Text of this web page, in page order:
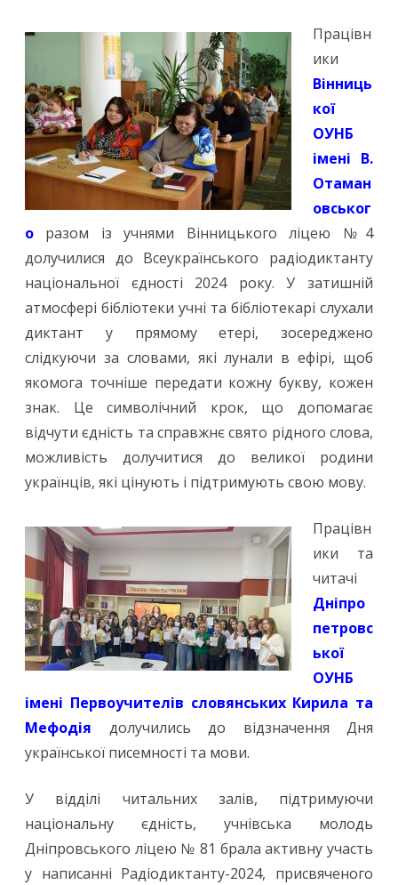
Працівн
ики
Вінниць
кої
ОУНБ
імені В.
Отаман
овськог
о разом із учнями Вінницького ліцею №4
долучилися до Всеукраїнського радіодиктанту
національної єдності 2024 року. У затишній
атмосфері бібліотеки учні та бібліотекарі слухали
диктант у прямому етері, зосереджено
слідкуючи за словами, які лунали в ефірі, щоб
якомога точніше передати кожну букву, кожен
знак. Це символічний крок, що допомагає
відчути єдність та справжнє свято рідного слова,
можливість долучитися до великої родини
українців, які цінують і підтримують свою мову.
Працівн
ики та
читачі
Дніпро
петровс
ької
ОУНБ
імені Первоучителів словянських Кирила та
Мефодія долучились до відзначення Дня
української писемності та мови.
У відділі читальних залів, підтримуючи
національну єдність, учнівська молодь
Дніпровського ліцею № 81 брала активну участь
у написанні Радіодиктанту-2024, присвяченого